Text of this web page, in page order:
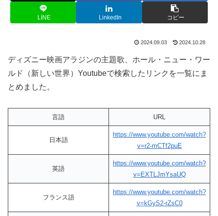
LINE LinkedIn コピー
2024.09.03 2024.10.28
ディズニー映画アラジンの主題歌、ホール・ニュー・ワー
ルド（新しい世界）Youtubeで検索したリンクを一覧にま
とめました。
言語 URL
日本語
https://www.youtube.com/watch?
v=r2-mCTf2puE
英語
https://www.youtube.com/watch?
v=EXTLJmYsaUQ
フランス語
https://www.youtube.com/watch?
v=kGyS2-rZsC0